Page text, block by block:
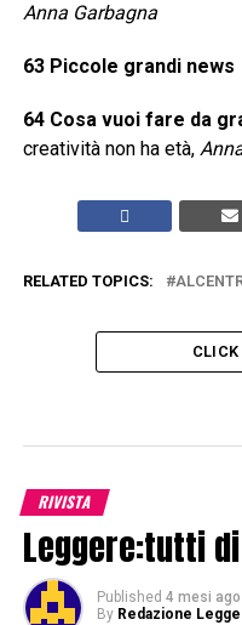
Anna Garbagna
63 Piccole grandi news
64 Cosa vuoi fare da
creatività non ha età,
RELATED TOPICS:
RIVISTA
Leggere:tutti
Published 4 mesi ago
By Redazione